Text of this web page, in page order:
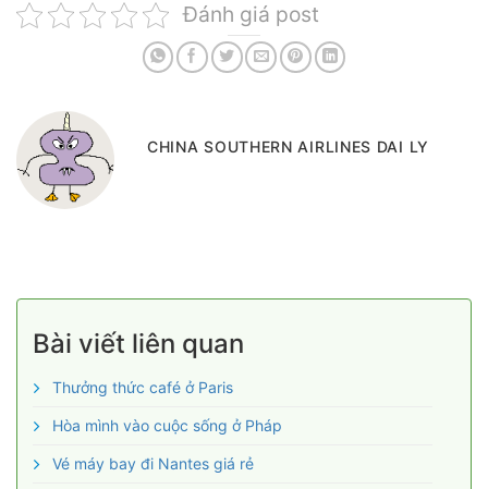
Đánh giá post
CHINA SOUTHERN AIRLINES DAI LY
Bài viết liên quan
Thưởng thức café ở Paris
Hòa mình vào cuộc sống ở Pháp
Vé máy bay đi Nantes giá rẻ